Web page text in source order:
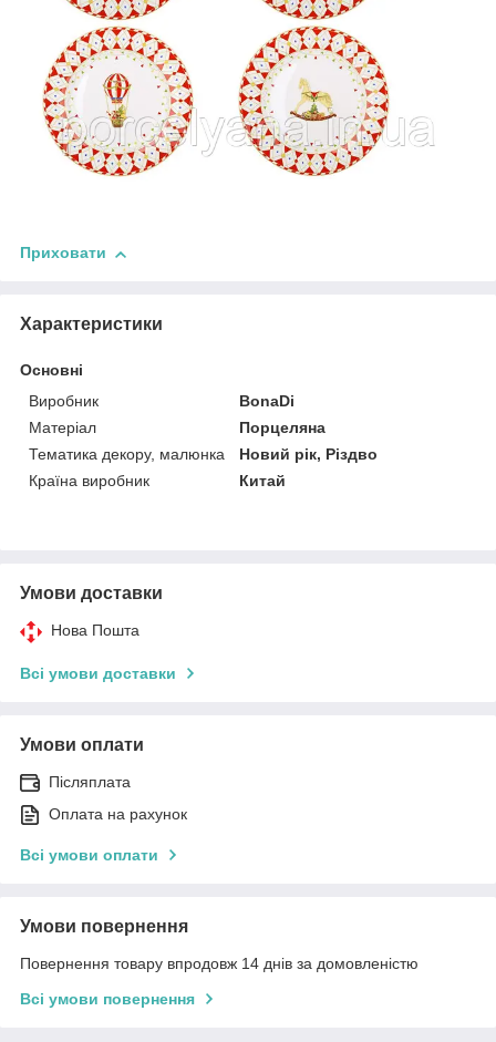
Приховати
Характеристики
Основні
Виробник
BonaDi
Матеріал
Порцеляна
Тематика декору, малюнка
Новий рік, Різдво
Країна виробник
Китай
Умови доставки
Нова Пошта
Всі умови доставки
Умови оплати
Післяплата
Оплата на рахунок
Всі умови оплати
Умови повернення
Повернення товару впродовж 14 днів за домовленістю
Всі умови повернення